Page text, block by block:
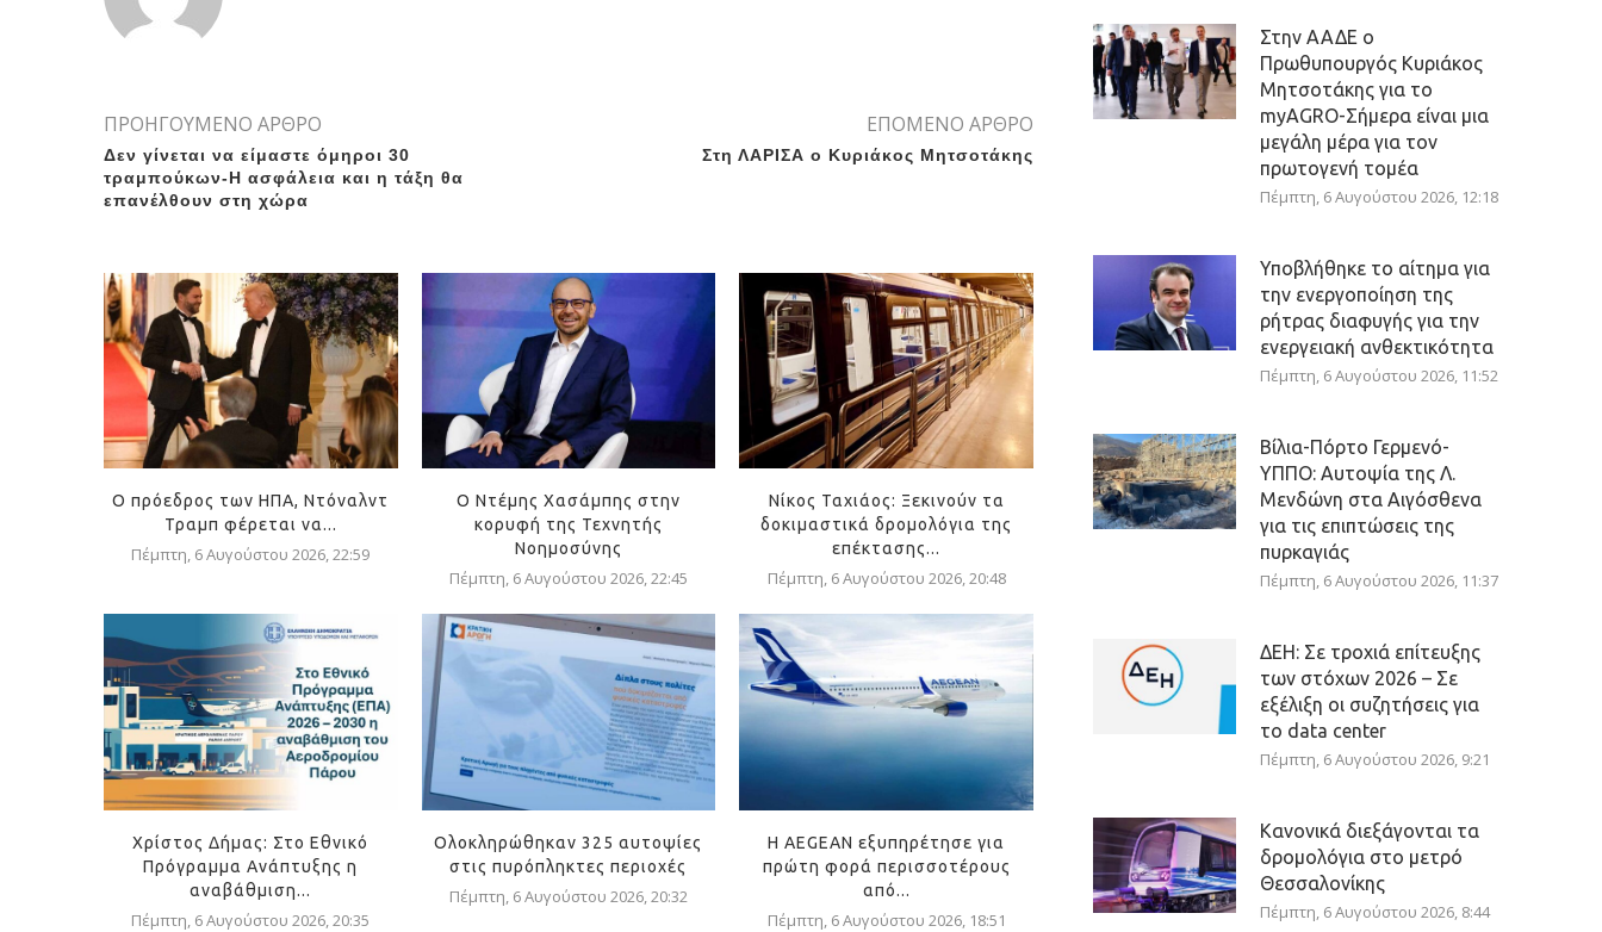
ΠΡΟΗΓΟΥΜΕΝΟ ΑΡΘΡΟ
Δεν γίνεται να είμαστε όμηροι 30
τραμπούκων-Η ασφάλεια και η τάξη θα
επανέλθουν στη χώρα
ΕΠΟΜΕΝΟ ΑΡΘΡΟ
Στη ΛΑΡΙΣΑ ο Κυριάκος Μητσοτάκης
Ο πρόεδρος των ΗΠΑ, Ντόναλντ
Τραμπ φέρεται να...
Πέμπτη, 6 Αυγούστου 2026, 22:59
Ο Ντέμης Χασάμπης στην
κορυφή της Τεχνητής
Νοημοσύνης
Πέμπτη, 6 Αυγούστου 2026, 22:45
Νίκος Ταχιάος: Ξεκινούν τα
δοκιμαστικά δρομολόγια της
επέκτασης...
Πέμπτη, 6 Αυγούστου 2026, 20:48
Χρίστος Δήμας: Στο Εθνικό
Πρόγραμμα Ανάπτυξης η
αναβάθμιση...
Πέμπτη, 6 Αυγούστου 2026, 20:35
Ολοκληρώθηκαν 325 αυτοψίες
στις πυρόπληκτες περιοχές
Πέμπτη, 6 Αυγούστου 2026, 20:32
Η AEGEAN εξυπηρέτησε για
πρώτη φορά περισσοτέρους
από...
Πέμπτη, 6 Αυγούστου 2026, 18:51
Στην ΑΑΔΕ ο
Πρωθυπουργός Κυριάκος
Μητσοτάκης για το
myAGRO-Σήμερα είναι μια
μεγάλη μέρα για τον
πρωτογενή τομέα
Πέμπτη, 6 Αυγούστου 2026, 12:18
Υποβλήθηκε το αίτημα για
την ενεργοποίηση της
ρήτρας διαφυγής για την
ενεργειακή ανθεκτικότητα
Πέμπτη, 6 Αυγούστου 2026, 11:52
Βίλια-Πόρτο Γερμενό-
ΥΠΠΟ: Αυτοψία της Λ.
Μενδώνη στα Αιγόσθενα
για τις επιπτώσεις της
πυρκαγιάς
Πέμπτη, 6 Αυγούστου 2026, 11:37
ΔΕΗ: Σε τροχιά επίτευξης
των στόχων 2026 – Σε
εξέλιξη οι συζητήσεις για
το data center
Πέμπτη, 6 Αυγούστου 2026, 9:21
Κανονικά διεξάγονται τα
δρομολόγια στο μετρό
Θεσσαλονίκης
Πέμπτη, 6 Αυγούστου 2026, 8:44